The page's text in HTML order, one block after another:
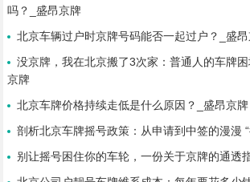
吗？_盛昂京牌
北京车辆过户时京牌号码能否一起过户？_盛
没京牌，我在北京搬了3次家：普通人的车牌
京牌
北京车牌价格持续走低是什么原因？_盛昂京牌
剖析北京车牌摇号政策：从申请到中签的漫漫
别让摇号困住你的车轮，一份关于京牌的通透